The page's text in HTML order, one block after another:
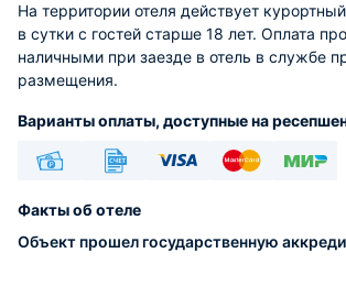
На территории отеля действует
в сутки с гостей старше 18 лет. Оплата
наличными при заезде в отель в службе
размещения.
Варианты оплаты, доступные на
Факты об отеле
Объект прошел государственную